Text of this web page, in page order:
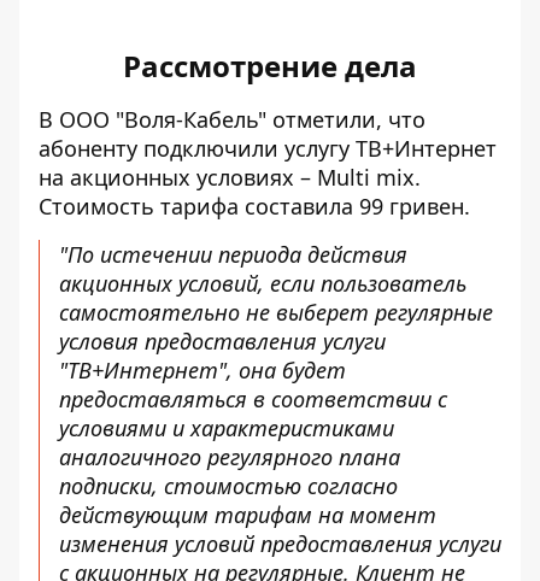
Рассмотрение дела
В ООО "Воля-Кабель" отметили, что
абоненту подключили услугу ТВ+Интернет
на акционных условиях – Multi mix.
Стоимость тарифа составила 99 гривен.
"По истечении периода действия
акционных условий, если пользователь
самостоятельно не выберет регулярные
условия предоставления услуги
"ТВ+Интернет", она будет
предоставляться в соответствии с
условиями и характеристиками
аналогичного регулярного плана
подписки, стоимостью согласно
действующим тарифам на момент
изменения условий предоставления услуги
с акционных на регулярные. Клиент не